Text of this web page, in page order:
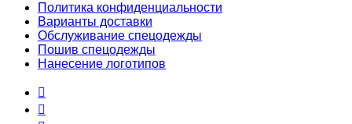
Политика конфиденциальности
Варианты доставки
Обслуживание спецодежды
Пошив спецодежды
Нанесение логотипов